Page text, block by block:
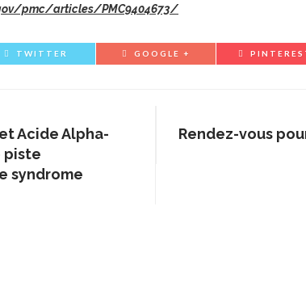
pmc/articles/PMC9404673/
TWITTER GOOGLE +
Acide Alpha-
piste
syndrome
Rendez-vous